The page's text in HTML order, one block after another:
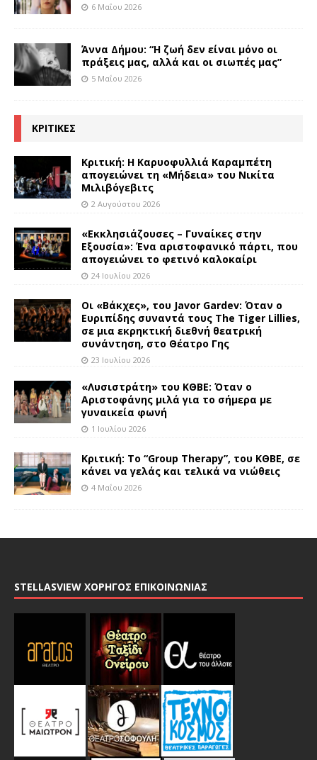
6 Μαΐου 2026
Άννα Δήμου: “Η ζωή δεν είναι μόνο οι
πράξεις μας, αλλά και οι σιωπές μας”
5 Μαΐου 2026
ΚΡΙΤΙΚΕΣ
Κριτική: Η Καρυοφυλλιά Καραμπέτη
απογειώνει τη «Μήδεια» του Νικίτα
Μιλιβόγεβιτς
2 Αυγούστου 2026
«Εκκλησιάζουσες – Γυναίκες στην
Εξουσία»: Ένα αριστοφανικό πάρτι, που
απογειώνει το φετινό καλοκαίρι
24 Ιουλίου 2026
Οι «Βάκχες», του Javor Gardev: Όταν ο
Ευριπίδης συναντά τους The Tiger Lillies,
σε μια εκρηκτική διεθνή θεατρική
συνάντηση, στο Θέατρο Γης
23 Ιουλίου 2026
«Λυσιστράτη» του ΚΘΒΕ: Όταν ο
Αριστοφάνης μιλά για το σήμερα με
γυναικεία φωνή
1 Ιουλίου 2026
Κριτική: Το “Group Therapy”, του ΚΘΒΕ, σε
κάνει να γελάς και τελικά να νιώθεις
4 Μαΐου 2026
STELLASVIEW ΧΟΡΗΓΟΣ ΕΠΙΚΟΙΝΩΝΙΑΣ